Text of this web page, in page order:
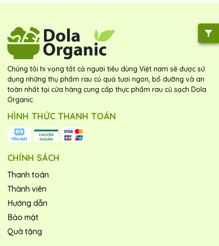
Chúng tôi hi vọng tất cả người tiêu dùng Việt nam sẽ được sử
dụng những thụ phẩm rau củ quả tươi ngon, bổ dưỡng và an
toàn nhất tại cửa hàng cung cấp thực phẩm rau củ sạch Dola
Organic.
HÌNH THỨC THANH TOÁN
CHÍNH SÁCH
Thanh toán
Thành viên
Hướng dẫn
Bảo mật
Quà tặng